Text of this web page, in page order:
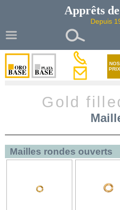
Apprêts de
Depuis
NOS
PRIX
Gold
Mailles rondes ouverts